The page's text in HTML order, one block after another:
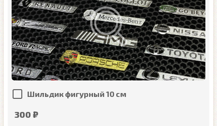
Шильдик фигурный 10 см
300 ₽